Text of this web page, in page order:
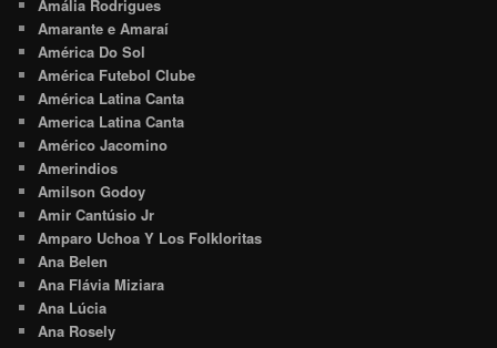
Amália Rodrigues
Amarante e Amaraí
América Do Sol
América Futebol Clube
América Latina Canta
America Latina Canta
Américo Jacomino
Amerindios
Amilson Godoy
Amir Cantúsio Jr
Amparo Uchoa Y Los Folkloritas
Ana Belen
Ana Flávia Miziara
Ana Lúcia
Ana Rosely